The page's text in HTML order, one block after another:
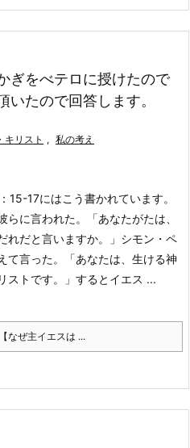
ぎをべテロに授けたので
いたので回答します。
キリスト , 私の考え
15-17にはこう書かれています。
らに言われた。「あなたがたは、
れだと言いますか。」 シモン・ペ
て言った。「あなたは、生ける神
ストです。」 するとイエス ...
【なぜ主イエスは ...